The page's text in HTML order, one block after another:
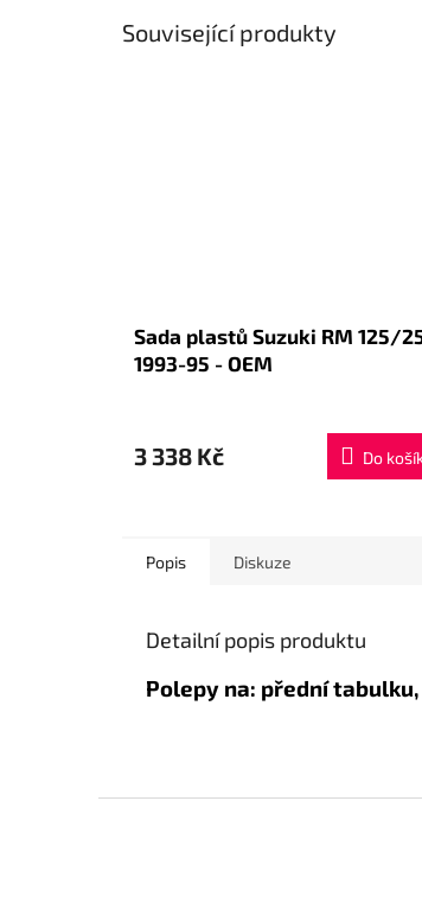
Související produkty
Sada plastů Suzuki RM 125/
1993-95 - OEM
3 338 Kč Do
Popis Diskuze
Detailní popis produktu
Polepy na: přední